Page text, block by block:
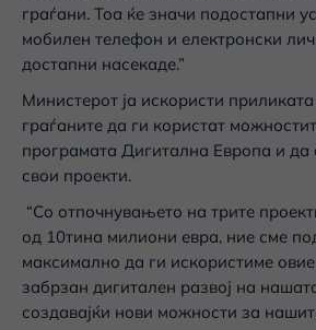
граѓани. Тоа ќе значи подостапни
мобилен телефон и електронски
достапни насекаде.”
Министерот ја искористи
граѓаните да ги користат
програмата Дигитална Европа и да
свои проекти.
“Со отпочнувањето на трите
од 10тина милиони евра, ние сме
максимално да ги искористиме
забрзан дигитален развој на
создавајќи нови можности за